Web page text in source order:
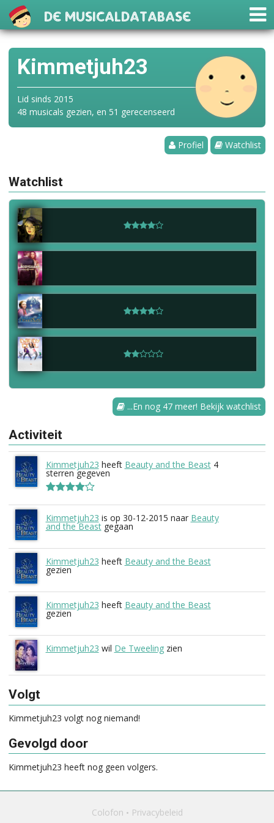
De Musicaldatabase
Kimmetjuh23
Lid sinds 2015
48 musicals gezien, en 51 gerecenseerd
Profiel Watchlist
Watchlist
...En nog 47 meer! Bekijk watchlist
Activiteit
Kimmetjuh23 heeft Beauty and the Beast4
sterren gegeven
Kimmetjuh23 is op 30-12-2015 naar Beauty
and the Beastgegaan
Kimmetjuh23 heeft Beauty and the Beast
gezien
Kimmetjuh23 heeft Beauty and the Beast
gezien
Kimmetjuh23 wil De Tweelingzien
Volgt
Kimmetjuh23 volgt nog niemand!
Gevolgd door
Kimmetjuh23 heeft nog geen volgers.
Colofon Privacybeleid